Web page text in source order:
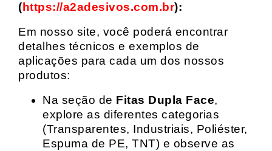
(https://a2adesivos.com.br):
Em nosso site, você poderá encontrar
detalhes técnicos e exemplos de
aplicações para cada um dos nossos
produtos:
Na seção de Fitas Dupla Face,
explore as diferentes categorias
(Transparentes, Industriais, Poliéster,
Espuma de PE, TNT) e observe as